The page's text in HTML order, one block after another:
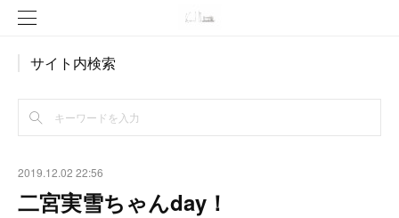
サイト内検索
2019.12.02 22:56
二宮実雪ちゃんday！